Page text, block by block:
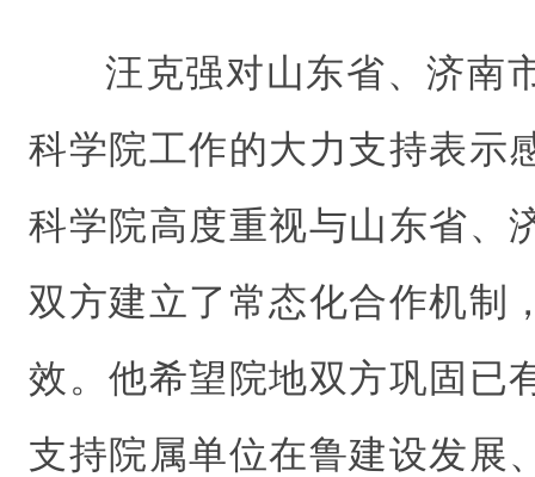
汪克强对山东省、济南
科学院工作的大力支持表示
科学院高度重视与山东省、
双方建立了常态化合作机制
效。他希望院地双方巩固已
支持院属单位在鲁建设发展